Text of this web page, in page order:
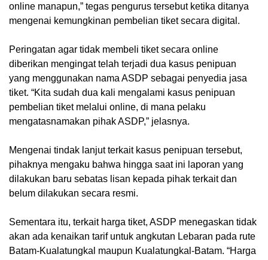
online manapun,” tegas pengurus tersebut ketika ditanya
mengenai kemungkinan pembelian tiket secara digital.
Peringatan agar tidak membeli tiket secara online
diberikan mengingat telah terjadi dua kasus penipuan
yang menggunakan nama ASDP sebagai penyedia jasa
tiket. “Kita sudah dua kali mengalami kasus penipuan
pembelian tiket melalui online, di mana pelaku
mengatasnamakan pihak ASDP,” jelasnya.
Mengenai tindak lanjut terkait kasus penipuan tersebut,
pihaknya mengaku bahwa hingga saat ini laporan yang
dilakukan baru sebatas lisan kepada pihak terkait dan
belum dilakukan secara resmi.
Sementara itu, terkait harga tiket, ASDP menegaskan tidak
akan ada kenaikan tarif untuk angkutan Lebaran pada rute
Batam-Kualatungkal maupun Kualatungkal-Batam. “Harga